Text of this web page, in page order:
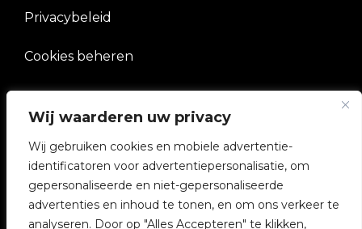
Wij waarderen uw privacy
Wij gebruiken cookies en mobiele advertentie-
identificatoren voor advertentiepersonalisatie, om
gepersonaliseerde en niet-gepersonaliseerde
advertenties en inhoud te tonen, en om ons verkeer te
analyseren. Door op "Alles Accepteren" te klikken,
Privacybeleid
Cookies beheren
BEDRIJF
V2C Gemeenschap
e-Chargers
V2C Cloud